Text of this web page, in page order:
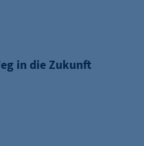
in die Zukunft